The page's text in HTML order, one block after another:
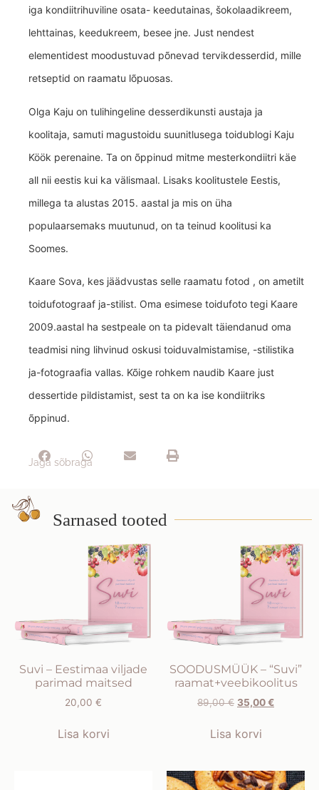
iga kondiitrihuviline osata- keedutainas, šokolaadikreem,
lehttainas, keedukreem, besee jne. Just nendest
elementidest moodustuvad põnevad tervikdesserdid, mille
retseptid on raamatu lõpuosas.
Olga Kaju on tulihingeline desserdikunsti austaja ja
koolitaja, samuti magustoidu suunitlusega toidublogi Kaju
Köök perenaine. Ta on õppinud mitme mesterkondiitri käe
all nii eestis kui ka välismaal. Lisaks koolitustele Eestis,
millega ta alustas 2015. aastal ja mis on üha
populaarsemaks muutunud, on ta teinud koolitusi ka
Soomes.
Kaare Sova, kes jäädvustas selle raamatu fotod , on ametilt
toidufotograaf ja-stilist. Oma esimese toidufoto tegi Kaare
2009.aastal ha sestpeale on ta pidevalt täiendanud oma
teadmisi ning lihvinud oskusi toiduvalmistamise, -stilistika
ja-fotograafia vallas. Kõige rohkem naudib Kaare just
dessertide pildistamist, sest ta on ka ise kondiitriks
õppinud.
Jaga sõbraga
Sarnased tooted
Suvi – Eestimaa viljade
parimad maitsed
20,00 €
Lisa korvi
SOODUSMÜÜK – “Suvi”
raamat+veebikoolitus
89,00€ 35,00€
Lisa korvi